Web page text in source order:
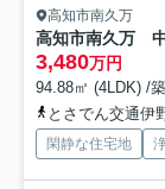
高知市南久万
高知市南久万
3,480万円
94.88㎡ (4LDK) /
とさでん交通伊
閑静な住宅地